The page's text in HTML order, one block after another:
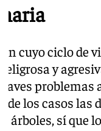
cuyo ciclo de
y
de los casos
árboles, sí